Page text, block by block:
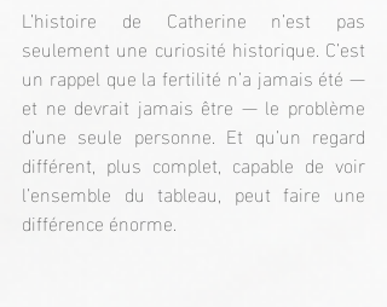
L’histoire de Catherine n’est pas
seulement une curiosité historique. C’est
un rappel que la fertilité n’a jamais été —
et ne devrait jamais être — le problème
d’une seule personne. Et qu’un regard
différent, plus complet, capable de voir
l’ensemble du tableau, peut faire une
différence énorme.